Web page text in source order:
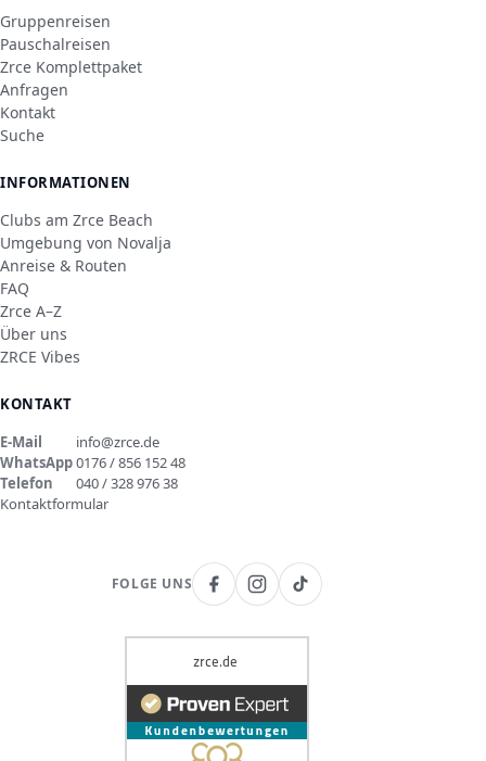
Gruppenreisen
Pauschalreisen
Zrce Komplettpaket
Anfragen
Kontakt
Suche
INFORMATIONEN
Clubs am Zrce Beach
Umgebung von Novalja
Anreise & Routen
FAQ
Zrce A–Z
Über uns
ZRCE Vibes
KONTAKT
E-Mail
info@zrce.de
WhatsApp0176 / 856 152 48
Telefon
040 / 328 976 38
Kontaktformular
FOLGE UNS